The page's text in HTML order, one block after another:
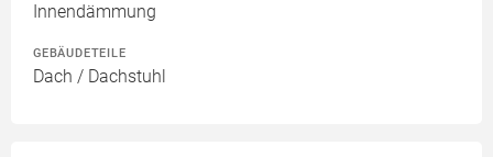
Innendämmung
GEBÄUDETEILE
Dach / Dachstuhl